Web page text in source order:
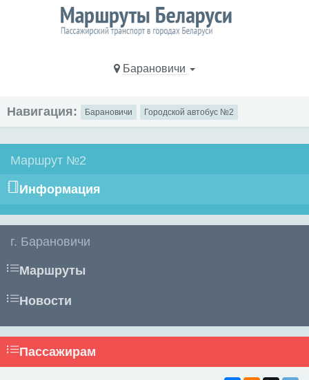
Барановичи
Навигация: Барановичи Городской автобус №2
Маршрут №2
Информация
г. Барановичи
Маршруты
Новости
Пассажирам